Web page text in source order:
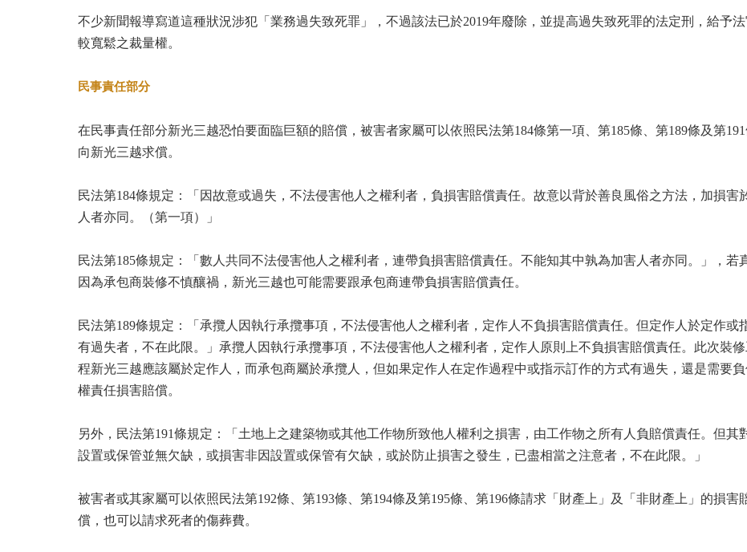
不少新聞報導寫道這種狀況涉犯「業務過失致死罪」，不過該法已於2019年廢除，並提高過失致死罪的法定刑，給予法
較寬鬆之裁量權。
民事責任部分
在民事責任部分新光三越恐怕要面臨巨額的賠償，被害者家屬可以依照民法第184條第一項、第185條、第189條及第
向新光三越求償。
民法第184條規定：「因故意或過失，不法侵害他人之權利者，負損害賠償責任。故意以背於善良風俗之方法，加損害
人者亦同。（第一項）」
民法第185條規定：「數人共同不法侵害他人之權利者，連帶負損害賠償責任。不能知其中孰為加害人者亦同。」，若
因為承包商裝修不慎釀禍，新光三越也可能需要跟承包商連帶負損害賠償責任。
民法第189條規定：「承攬人因執行承攬事項，不法侵害他人之權利者，定作人不負損害賠償責任。但定作人於定作或
有過失者，不在此限。」承攬人因執行承攬事項，不法侵害他人之權利者，定作人原則上不負損害賠償責任。此次裝修
程新光三越應該屬於定作人，而承包商屬於承攬人，但如果定作人在定作過程中或指示訂作的方式有過失，還是需要負
權責任損害賠償。
另外，民法第191條規定：「土地上之建築物或其他工作物所致他人權利之損害，由工作物之所有人負賠償責任。但其
設置或保管並無欠缺，或損害非因設置或保管有欠缺，或於防止損害之發生，已盡相當之注意者，不在此限。」
被害者或其家屬可以依照民法第192條、第193條、第194條及第195條、第196條請求「財產上」及「非財產上」的損害
償，也可以請求死者的傷葬費。